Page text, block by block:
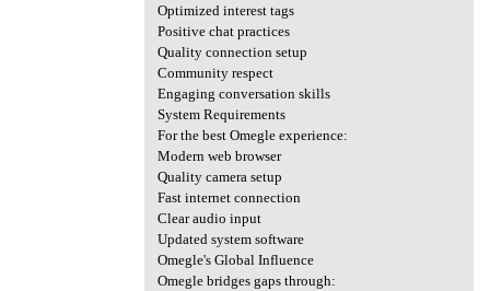
Optimized interest tags
Positive chat practices
Quality connection setup
Community respect
Engaging conversation skills
System Requirements
For the best Omegle experience:
Modern web browser
Quality camera setup
Fast internet connection
Clear audio input
Updated system software
Omegle's Global Influence
Omegle bridges gaps through: